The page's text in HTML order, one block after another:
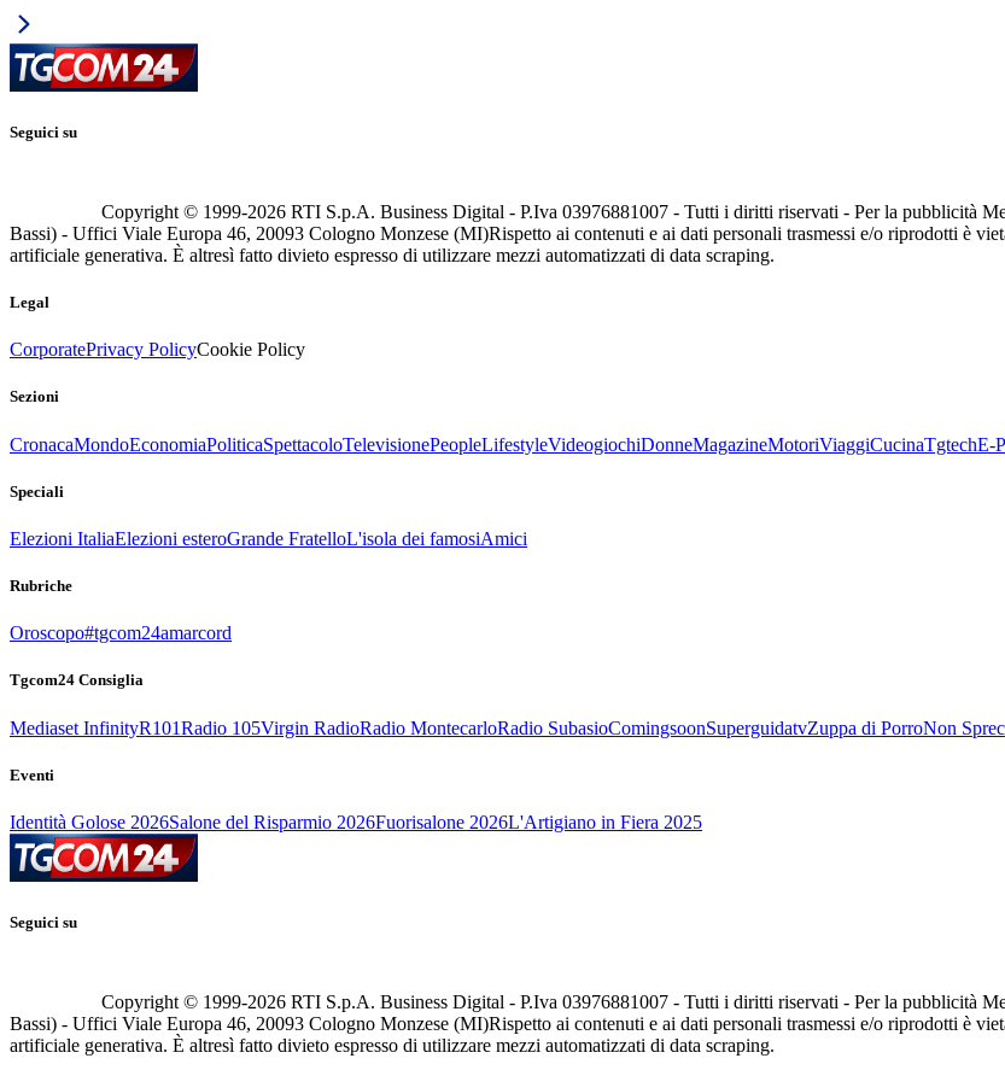
Seguici su
Copyright © 1999-2026 RTI S.p.A. Business Digital - P.Iva 03976881007 - Tutti i diritti riservati - Per la pubblicità
Bassi) - Uffici Viale Europa 46, 20093 Cologno Monzese (MI)Rispetto ai contenuti e ai dati personali trasmessi e/o riprodotti è
artificiale generativa. È altresì fatto divieto espresso di utilizzare mezzi automatizzati di data scraping.
Legal
CorporatePrivacy PolicyCookie Policy
Sezioni
CronacaMondoEconomiaPoliticaSpettacoloTelevisionePeopleLifestyleVideogiochiDonneMagazineMotoriViaggiCucinaTgtechE-
Speciali
Elezioni ItaliaElezioni esteroGrande FratelloL'isola dei famosiAmici
Rubriche
Oroscopo#tgcom24amarcord
Tgcom24 Consiglia
Mediaset InfinityR101Radio 105Virgin RadioRadio MontecarloRadio SubasioComingsoonSuperguidatvZuppa di PorroNon
Eventi
Identità Golose 2026Salone del Risparmio 2026Fuorisalone 2026L'Artigiano in Fiera 2025
Seguici su
Copyright © 1999-2026 RTI S.p.A. Business Digital - P.Iva 03976881007 - Tutti i diritti riservati - Per la pubblicità
Bassi) - Uffici Viale Europa 46, 20093 Cologno Monzese (MI)Rispetto ai contenuti e ai dati personali trasmessi e/o riprodotti è
artificiale generativa. È altresì fatto divieto espresso di utilizzare mezzi automatizzati di data scraping.